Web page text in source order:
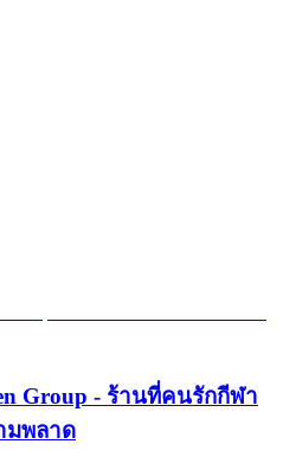
Group - ร้านที่คนรักกีฬา
มพลาด